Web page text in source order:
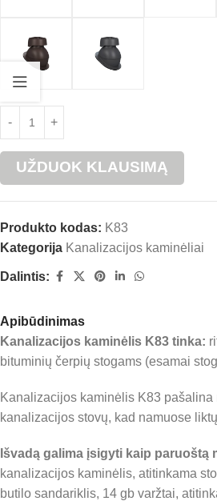
UŽDUOK KLAUSIMĄ
Produkto kodas: K83
Kategorija Kanalizacijos kaminėliai
Dalintis:
Apibūdinimas
Kanalizacijos kaminėlis K83 tinka:
bituminių čerpių stogams (esamai
Kanalizacijos kaminėlis K83
kanalizacijos stovų, kad namuose
Išvadą galima įsigyti kaip paruoštą
kanalizacijos kaminėlis, atitinkama
butilo sandariklis, 14 gb varžtai,